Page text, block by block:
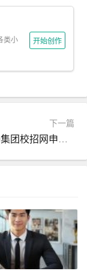
，包括公司名
出，包括项目
算机操作、外
奖项名称、颁
职业规划。
下是一些建
类小
开始创作
下一篇
西部机场集团校招网申指南_网申技巧